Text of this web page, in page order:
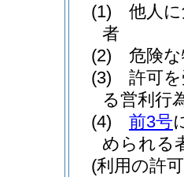
(1)
他人
者
(2)
危険
(3)
許可
る営利行
(4)
前3号
められる
(利用の許